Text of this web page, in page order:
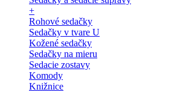
+
Rohové sedačky
Sedačky v tvare U
Kožené sedačky
Sedačky na mieru
Sedacie zostavy
Komody
Knižnice